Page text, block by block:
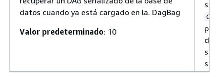
datos cuando ya está cargado en la. DagBag
Valor predeterminado: 10